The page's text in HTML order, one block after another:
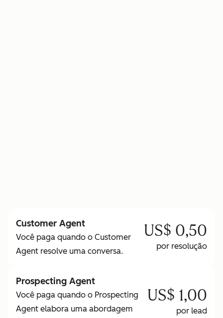
Customer Agent
Você paga quando o Customer
Agent resolve uma conversa.
US$ 0,50
por resolução
Prospecting Agent
Você paga quando o Prospecting
Agent elabora uma abordagem
US$ 1,00
por lead